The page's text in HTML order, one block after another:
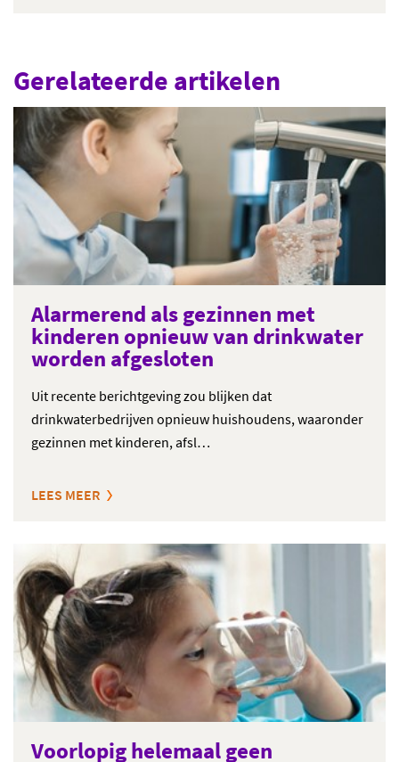
Gerelateerde artikelen
Alarmerend als gezinnen met
kinderen opnieuw van drinkwater
worden afgesloten
Uit recente berichtgeving zou blijken dat
drinkwaterbedrijven opnieuw huishoudens, waaronder
gezinnen met kinderen, afsl…
LEES MEER
Voorlopig helemaal geen